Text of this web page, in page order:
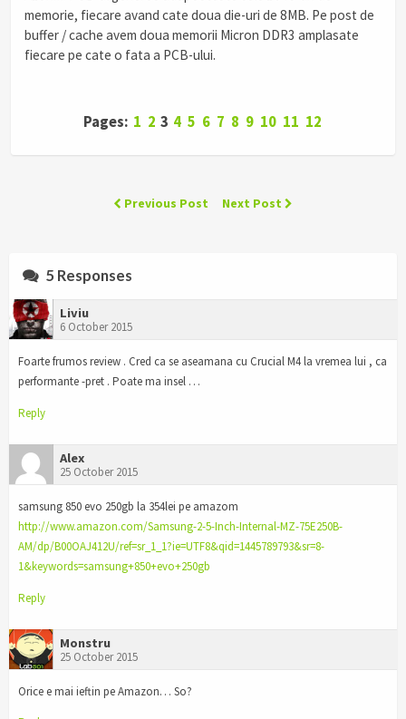
memorie, fiecare avand cate doua die-uri de 8MB. Pe post de
buffer / cache avem doua memorii Micron DDR3 amplasate
fiecare pe cate o fata a PCB-ului.
Pages: 1 2 3 4 5 6 7 8 9 10 11 12
Previous Post Next Post
5 Responses
Liviu
6 October 2015
Foarte frumos review . Cred ca se aseamana cu Crucial M4 la vremea lui , ca
performante -pret . Poate ma insel …
Reply
Alex
25 October 2015
samsung 850 evo 250gb la 354lei pe amazom
http://www.amazon.com/Samsung-2-5-Inch-Internal-MZ-75E250B-
AM/dp/B00OAJ412U/ref=sr_1_1?ie=UTF8&qid=1445789793&sr=8-
1&keywords=samsung+850+evo+250gb
Reply
Monstru
25 October 2015
Orice e mai ieftin pe Amazon… So?